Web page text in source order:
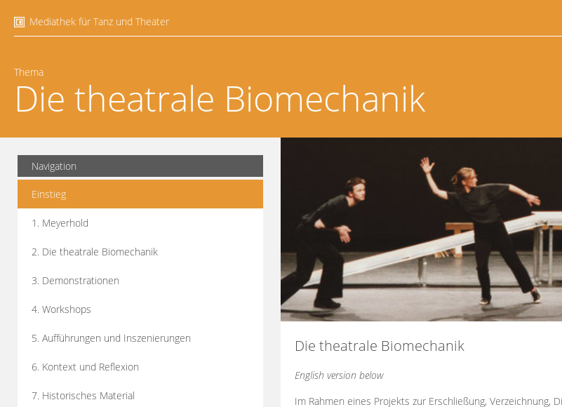
Mediathek für Tanz und Theater
Thema
Die theatrale Biomechanik
Navigation
Einstieg
1. Meyerhold
2. Die theatrale Biomechanik
3. Demonstrationen
4. Workshops
5. Aufführungen und Inszenierungen
6. Kontext und Reflexion
7. Historisches Material
Die theatrale Biomechanik
English version below
Im Rahmen eines Projekts zur Erschließung, Verzeichnung,